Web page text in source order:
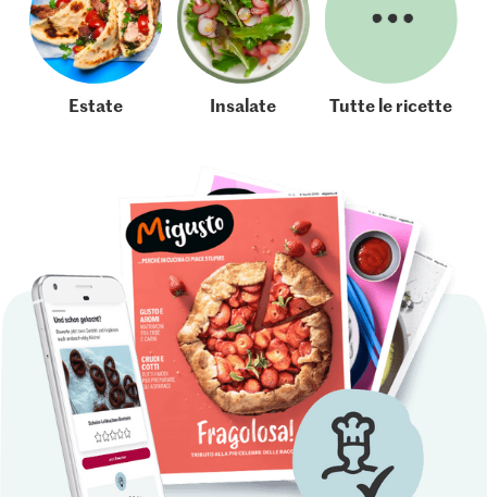
Estate Insalate Tutte le ricette